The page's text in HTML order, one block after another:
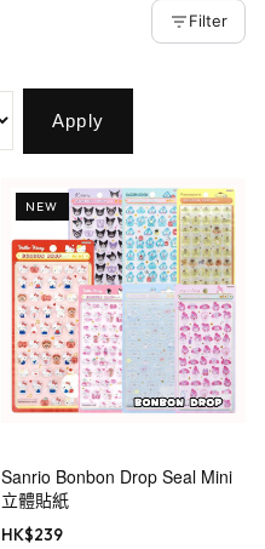
Filter
Apply
NEW
Sanrio Bonbon Drop Seal Mini
立體貼紙
HK$239